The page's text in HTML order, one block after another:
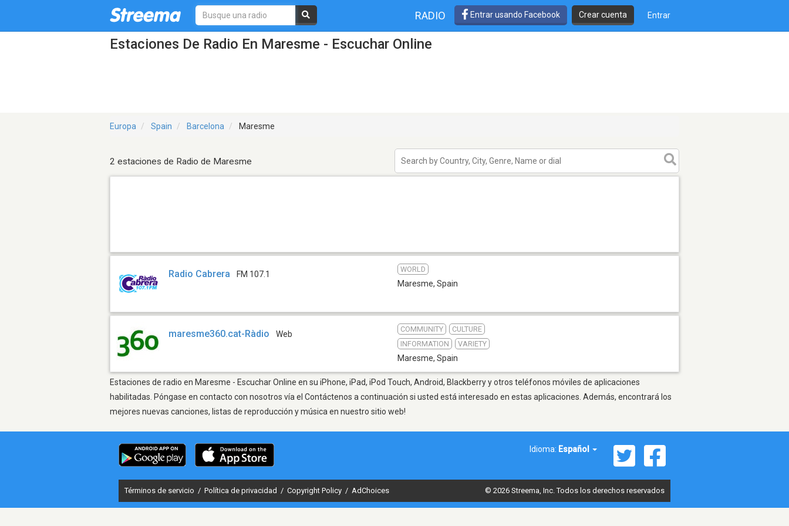
RADIO Entrar usando Facebook Crear cuenta Entrar
Estaciones De Radio En Maresme - Escuchar Online
Europa Spain Barcelona Maresme
2 estaciones de Radio de Maresme
Radio Cabrera FM 107.1
WORLD
Maresme, Spain
maresme360.cat-Ràdio Web
COMMUNITY
CULTURE
INFORMATION
VARIETY
Maresme, Spain
Estaciones de radio en Maresme - Escuchar Online en su iPhone, iPad, iPod Touch, Android, Blackberry y otros teléfonos móviles de aplicaciones
habilitadas. Póngase en contacto con nosotros vía el Contáctenos a continuación si usted está interesado en estas aplicaciones. Además, encontrará los
mejores nuevas canciones, listas de reproducción y música en nuestro sitio web!
Idioma: Español
Términos de servicio / Política de privacidad / Copyright Policy / AdChoices © 2026 Streema, Inc. Todos los derechos reservados